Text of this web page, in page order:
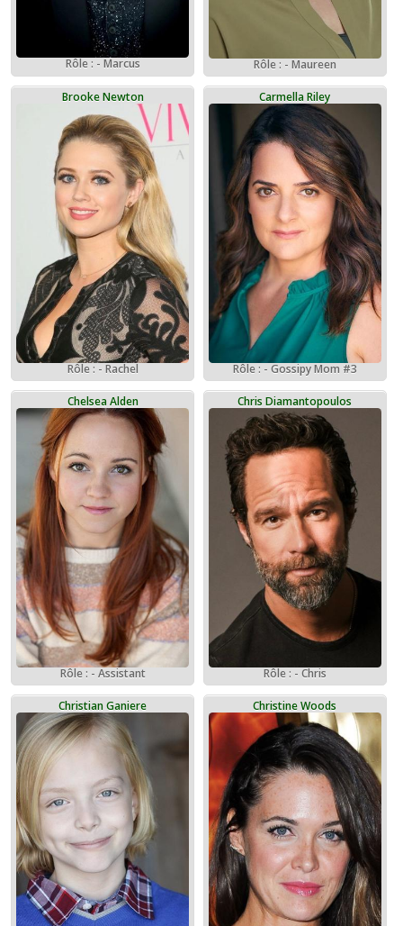
Rôle : - Marcus Rôle : - Maureen
Brooke Newton
Rôle : - Rachel
Carmella Riley
Rôle : - Gossipy Mom #3
Chelsea Alden
Rôle : - Assistant
Chris Diamantopoulos
Rôle : - Chris
Christian Ganiere Christine Woods